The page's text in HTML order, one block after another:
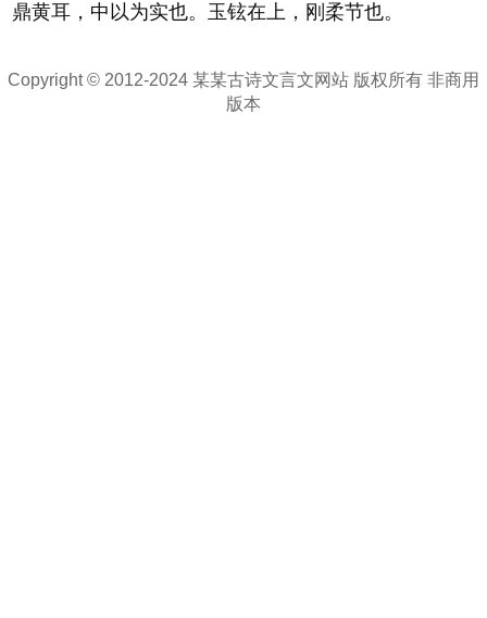
鼎黄耳，中以为实也。玉铉在上，刚柔节也。
Copyright © 2012-2024 某某古诗文言文网站 版权所有 非商用
版本